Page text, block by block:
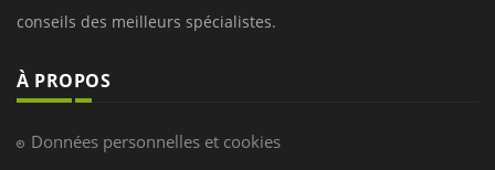
conseils des meilleurs spécialistes.
À PROPOS
Données personnelles et cookies